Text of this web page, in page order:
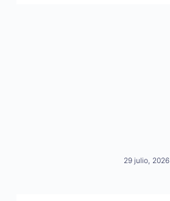
29 julio, 2026